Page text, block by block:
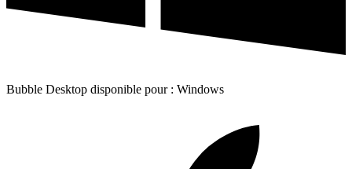
Bubble Desktop disponible pour : Windows